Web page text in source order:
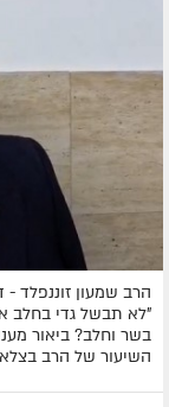
הרב שמעון
"לא תבשל גדי בחלב
בשר וחלב? ביאור
השיעור של הרב